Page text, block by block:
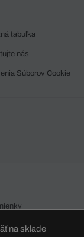
na sklade
tabuľka
nás
Súborov Cookie